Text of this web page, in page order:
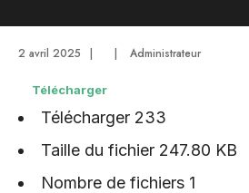
2 avril 2025 | | Administrateur
Télécharger
Télécharger 233
Taille du fichier 247.80 KB
Nombre de fichiers 1